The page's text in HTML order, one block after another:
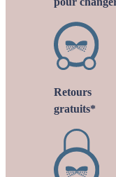
Retours
gratuits*